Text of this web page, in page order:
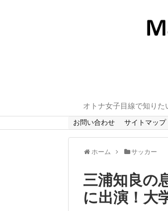
オトナ女子目線で知り
お問い合わせ サイトマップ
ホーム サッカー
三浦知良の
に出演！大